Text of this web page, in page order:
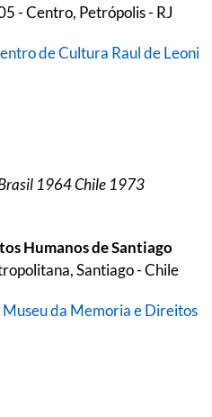
- Centro, Petrópolis - RJ
de Cultura Raul de Leoni
1964 Chile 1973
Humanos de Santiago
Santiago - Chile
da Memoria e Direitos